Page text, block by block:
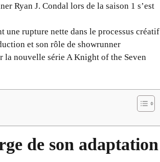
Ryan J. Condal lors de la saison 1 s’est
une rupture nette dans le processus créatif
et son rôle de showrunner
la nouvelle série A Knight of the Seven
de son adaptation